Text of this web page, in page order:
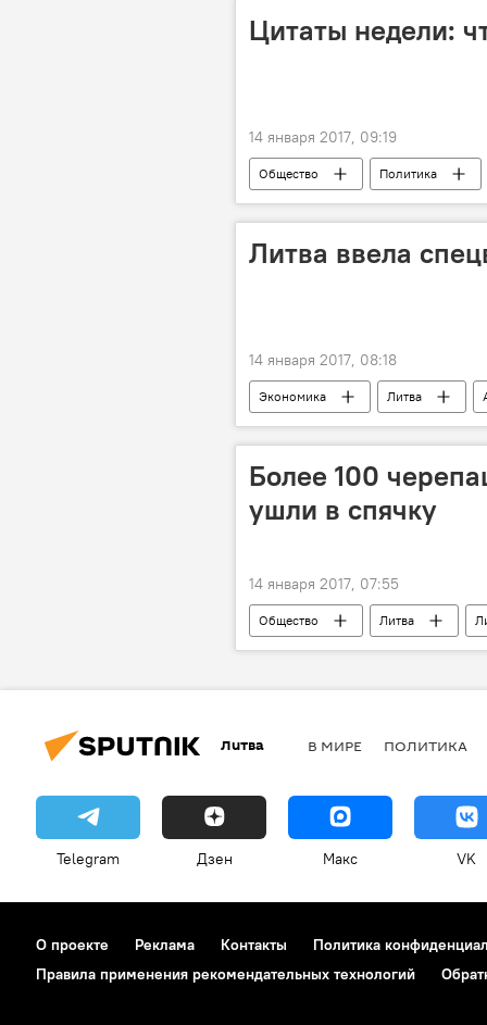
Цитаты недели:
14 января 2017, 09:19
Общество Политика
Раймундас Кароблис
Национальная стратегия безопасности
Литва ввела
14 января 2017, 08:18
Экономика Литва
IT-компании
Более 100
ушли в спячку
14 января 2017, 07:55
Общество Литва
Книга джунглей Каунасского
Литва В МИРЕ ПОЛИТИКА
Telegram Дзен Макс VK
О проекте Реклама Контакты Политика
Правила применения рекомендательных технологий